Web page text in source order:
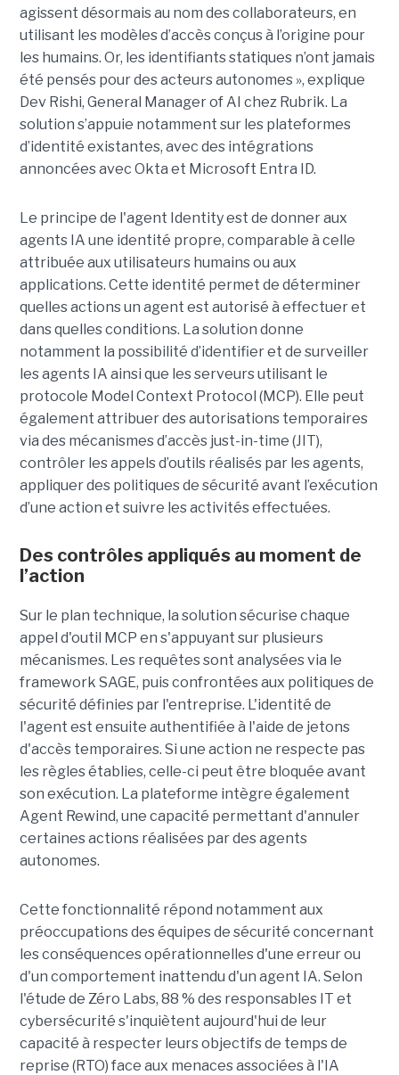
agissent désormais au nom des collaborateurs, en
utilisant les modèles d’accès conçus à l’origine pour
les humains. Or, les identifiants statiques n’ont jamais
été pensés pour des acteurs autonomes », explique
Dev Rishi, General Manager of AI chez Rubrik. La
solution s’appuie notamment sur les plateformes
d’identité existantes, avec des intégrations
annoncées avec Okta et Microsoft Entra ID.
Le principe de l'agent Identity est de donner aux
agents IA une identité propre, comparable à celle
attribuée aux utilisateurs humains ou aux
applications. Cette identité permet de déterminer
quelles actions un agent est autorisé à effectuer et
dans quelles conditions. La solution donne
notamment la possibilité d’identifier et de surveiller
les agents IA ainsi que les serveurs utilisant le
protocole Model Context Protocol (MCP). Elle peut
également attribuer des autorisations temporaires
via des mécanismes d’accès just-in-time (JIT),
contrôler les appels d’outils réalisés par les agents,
appliquer des politiques de sécurité avant l’exécution
d’une action et suivre les activités effectuées.
Des contrôles appliqués au moment de
l’action
Sur le plan technique, la solution sécurise chaque
appel d'outil MCP en s'appuyant sur plusieurs
mécanismes. Les requêtes sont analysées via le
framework SAGE, puis confrontées aux politiques de
sécurité définies par l'entreprise. L'identité de
l'agent est ensuite authentifiée à l'aide de jetons
d'accès temporaires. Si une action ne respecte pas
les règles établies, celle-ci peut être bloquée avant
son exécution. La plateforme intègre également
Agent Rewind, une capacité permettant d'annuler
certaines actions réalisées par des agents
autonomes.
Cette fonctionnalité répond notamment aux
préoccupations des équipes de sécurité concernant
les conséquences opérationnelles d'une erreur ou
d'un comportement inattendu d'un agent IA. Selon
l'étude de Zéro Labs, 88 % des responsables IT et
cybersécurité s'inquiètent aujourd'hui de leur
capacité à respecter leurs objectifs de temps de
reprise (RTO) face aux menaces associées à l'IA